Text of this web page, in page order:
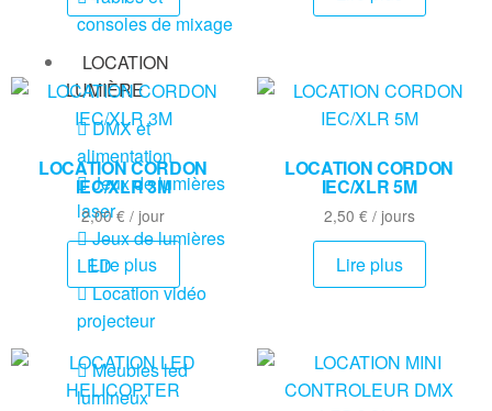
consoles de mixage
LOCATION
LUMIÈRE
DMX et
alimentation
Jeux de lumières
laser
Jeux de lumières
LED
Location vidéo
projecteur
Meubles led
lumineux
LOCATION CORDON
IEC/XLR 3M
2,00€ / jour
Lire plus
LOCATION CORDON
IEC/XLR 5M
2,50 € / jours
Lire plus